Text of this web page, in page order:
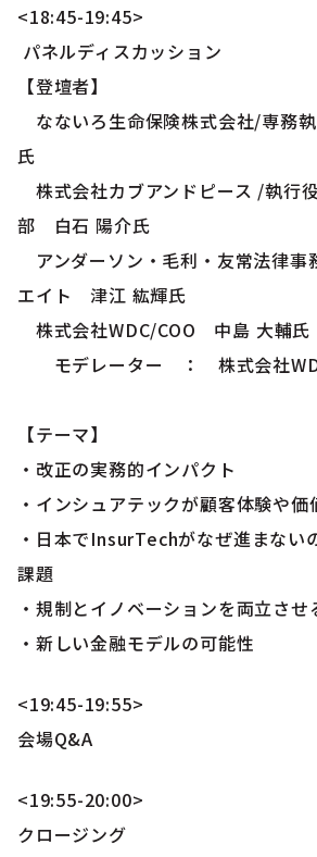
<18:45-19:45>
パネルディスカッション
【登壇者】
なないろ生命保険株式会社/専務
氏
株式会社カブアンドピース /執行
部 白石 陽介氏
アンダーソン・毛利・友常法律事
エイト 津江 紘輝氏
株式会社WDC/COO 中島 大輔氏
モデレーター ： 株式会社
【テーマ】
・改正の実務的インパクト
・インシュアテックが顧客体験や
・日本でInsurTechがなぜ進まない
課題
・規制とイノベーションを両立させ
・新しい金融モデルの可能性
<19:45-19:55>
会場Q&A
<19:55-20:00>
クロージング